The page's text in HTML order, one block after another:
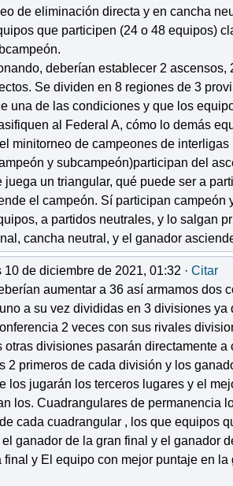
de eliminación directa y en cancha
que participen (24 o 48 equipos)
deberían establecer 2 ascensos,
Se dividen en 8 regiones de 3
una de las condiciones y que los
al Federal A, cómo lo demás
minitorneo de campeones de
y subcampeón)participan del
juega un triangular, qué puede ser a
el campeón. Sí participan campeón
a partidos neutrales, y lo salgan
cancha neutral, y el ganador
10 de diciembre de 2021, 01:32 · Citar
aumentar a 36 así armamos dos
a su vez divididas en 3 divisiones ya
2 veces con sus rivales
otras divisiones pasarán directamente a
2 primeros de cada división y los
los jugarán los terceros lugares y el
los. Cuadrangulares de permanencia
cada cuadrangular , los que equipos
ganador de la gran final y el ganador
final y El equipo con mejor puntaje en